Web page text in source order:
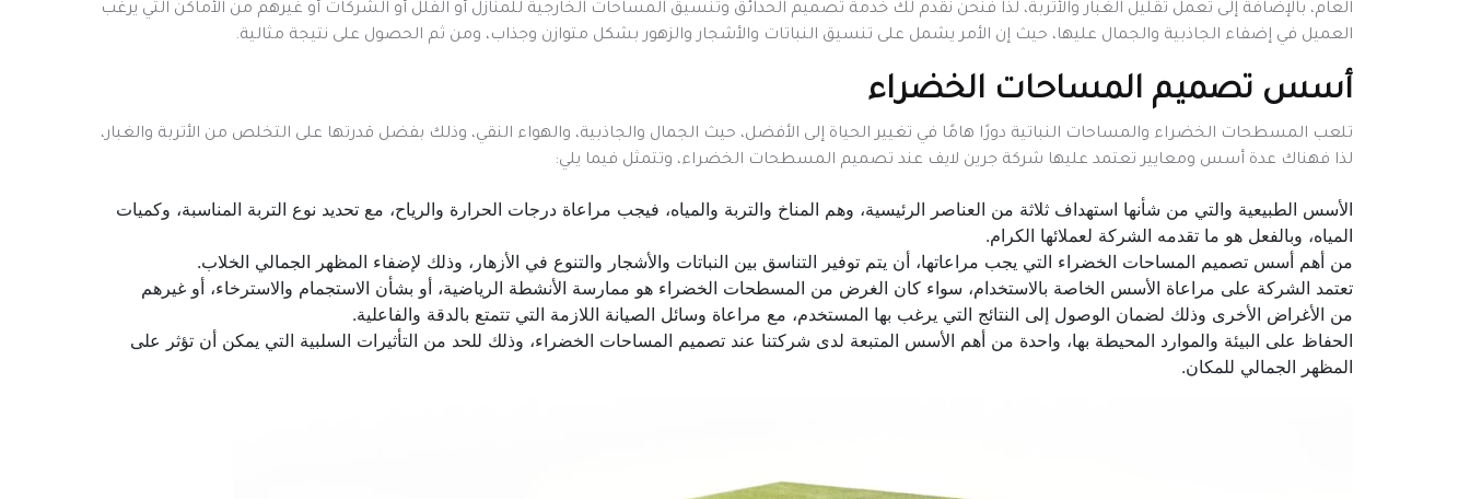
العام، بالإضافة إلى تعمل تقليل الغبار والأتربة، لذا فنحن نقدم لك خدمة تصميم الحدائق وتنسيق المساحات الخارجية للمنازل أو الفلل أو الشركات أو غيرهم من الأماكن التي يرغب
العميل في إضفاء الجاذبية والجمال عليها، حيث إن الأمر يشمل على تنسيق النباتات والأشجار والزهور بشكل متوازن وجذاب، ومن ثم الحصول على نتيجة مثالية.
أسس تصميم المساحات الخضراء
تلعب المسطحات الخضراء والمساحات النباتية دورًا هامًا في تغيير الحياة إلى الأفضل، حيث الجمال والجاذبية، والهواء النقي، وذلك بفضل قدرتها على التخلص من الأتربة والغبار،
لذا فهناك عدة أسس ومعايير تعتمد عليها شركة جرين لايف عند تصميم المسطحات الخضراء، وتتمثل فيما يلي:
الأسس الطبيعية والتي من شأنها استهداف ثلاثة من العناصر الرئيسية، وهم المناخ والتربة والمياه، فيجب مراعاة درجات الحرارة والرياح، مع تحديد نوع التربة المناسبة، وكميات
المياه، وبالفعل هو ما تقدمه الشركة لعملائها الكرام.
من أهم أسس تصميم المساحات الخضراء التي يجب مراعاتها، أن يتم توفير التناسق بين النباتات والأشجار والتنوع في الأزهار، وذلك لإضفاء المظهر الجمالي الخلاب.
تعتمد الشركة على مراعاة الأسس الخاصة بالاستخدام، سواء كان الغرض من المسطحات الخضراء هو ممارسة الأنشطة الرياضية، أو بشأن الاستجمام والاسترخاء، أو غيرهم
من الأغراض الأخرى وذلك لضمان الوصول إلى النتائج التي يرغب بها المستخدم، مع مراعاة وسائل الصيانة اللازمة التي تتمتع بالدقة والفاعلية.
الحفاظ على البيئة والموارد المحيطة بها، واحدة من أهم الأسس المتبعة لدى شركتنا عند تصميم المساحات الخضراء، وذلك للحد من التأثيرات السلبية التي يمكن أن تؤثر على
المظهر الجمالي للمكان.